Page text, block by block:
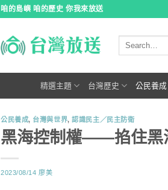
咱的島嶼 咱的歷史 你我來放送
精選主題 台灣歷史 公民養成
公民養成, 台灣與世界,認識民主／民主防衛
黑海控制權——掐住黑
2023/08/14 廖美